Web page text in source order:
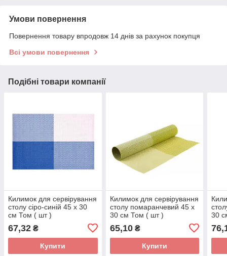
Умови повернення
Повернення товару впродовж 14 днів за рахунок покупця
Всі умови повернення
Подібні товари компанії
Килимок для сервірування
столу сіро-синій 45 х 30
см Том ( шт )
67,32 ₴
Купити
Килимок для сервірування
столу помаранчевий 45 х
30 см Том ( шт )
65,10₴
Купити
30